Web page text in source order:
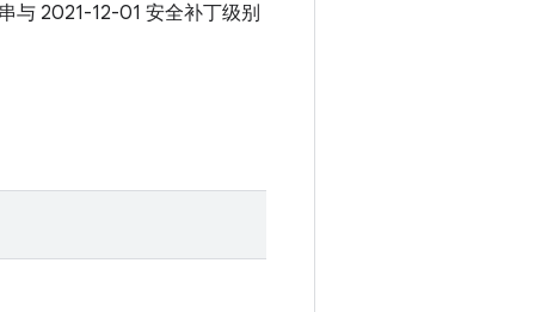
与 2021-12-01 安全补丁级别